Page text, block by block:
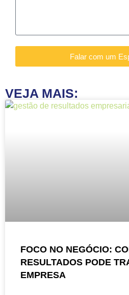
Falar com um
VEJA MAIS:
FOCO NO NEGÓCIO:
RESULTADOS PODE
EMPRESA